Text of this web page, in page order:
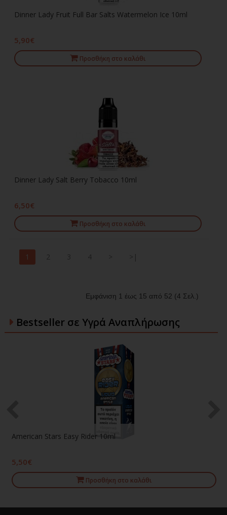
Dinner Lady Fruit Full Bar Salts Watermelon Ice 10ml
5,90€
Προσθήκη στο καλάθι
Dinner Lady Salt Berry Tobacco 10ml
6,50€
Προσθήκη στο καλάθι
1 2 3 4 >|
Εμφάνιση 1 έως 15 από 52 (4 Σελ.)
Bestseller σε Υγρά Αναπλήρωσης
American Stars Easy Rider 10ml
5,50€
Προσθήκη στο καλάθι